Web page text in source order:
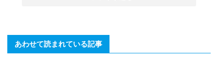
あわせて読まれている記事